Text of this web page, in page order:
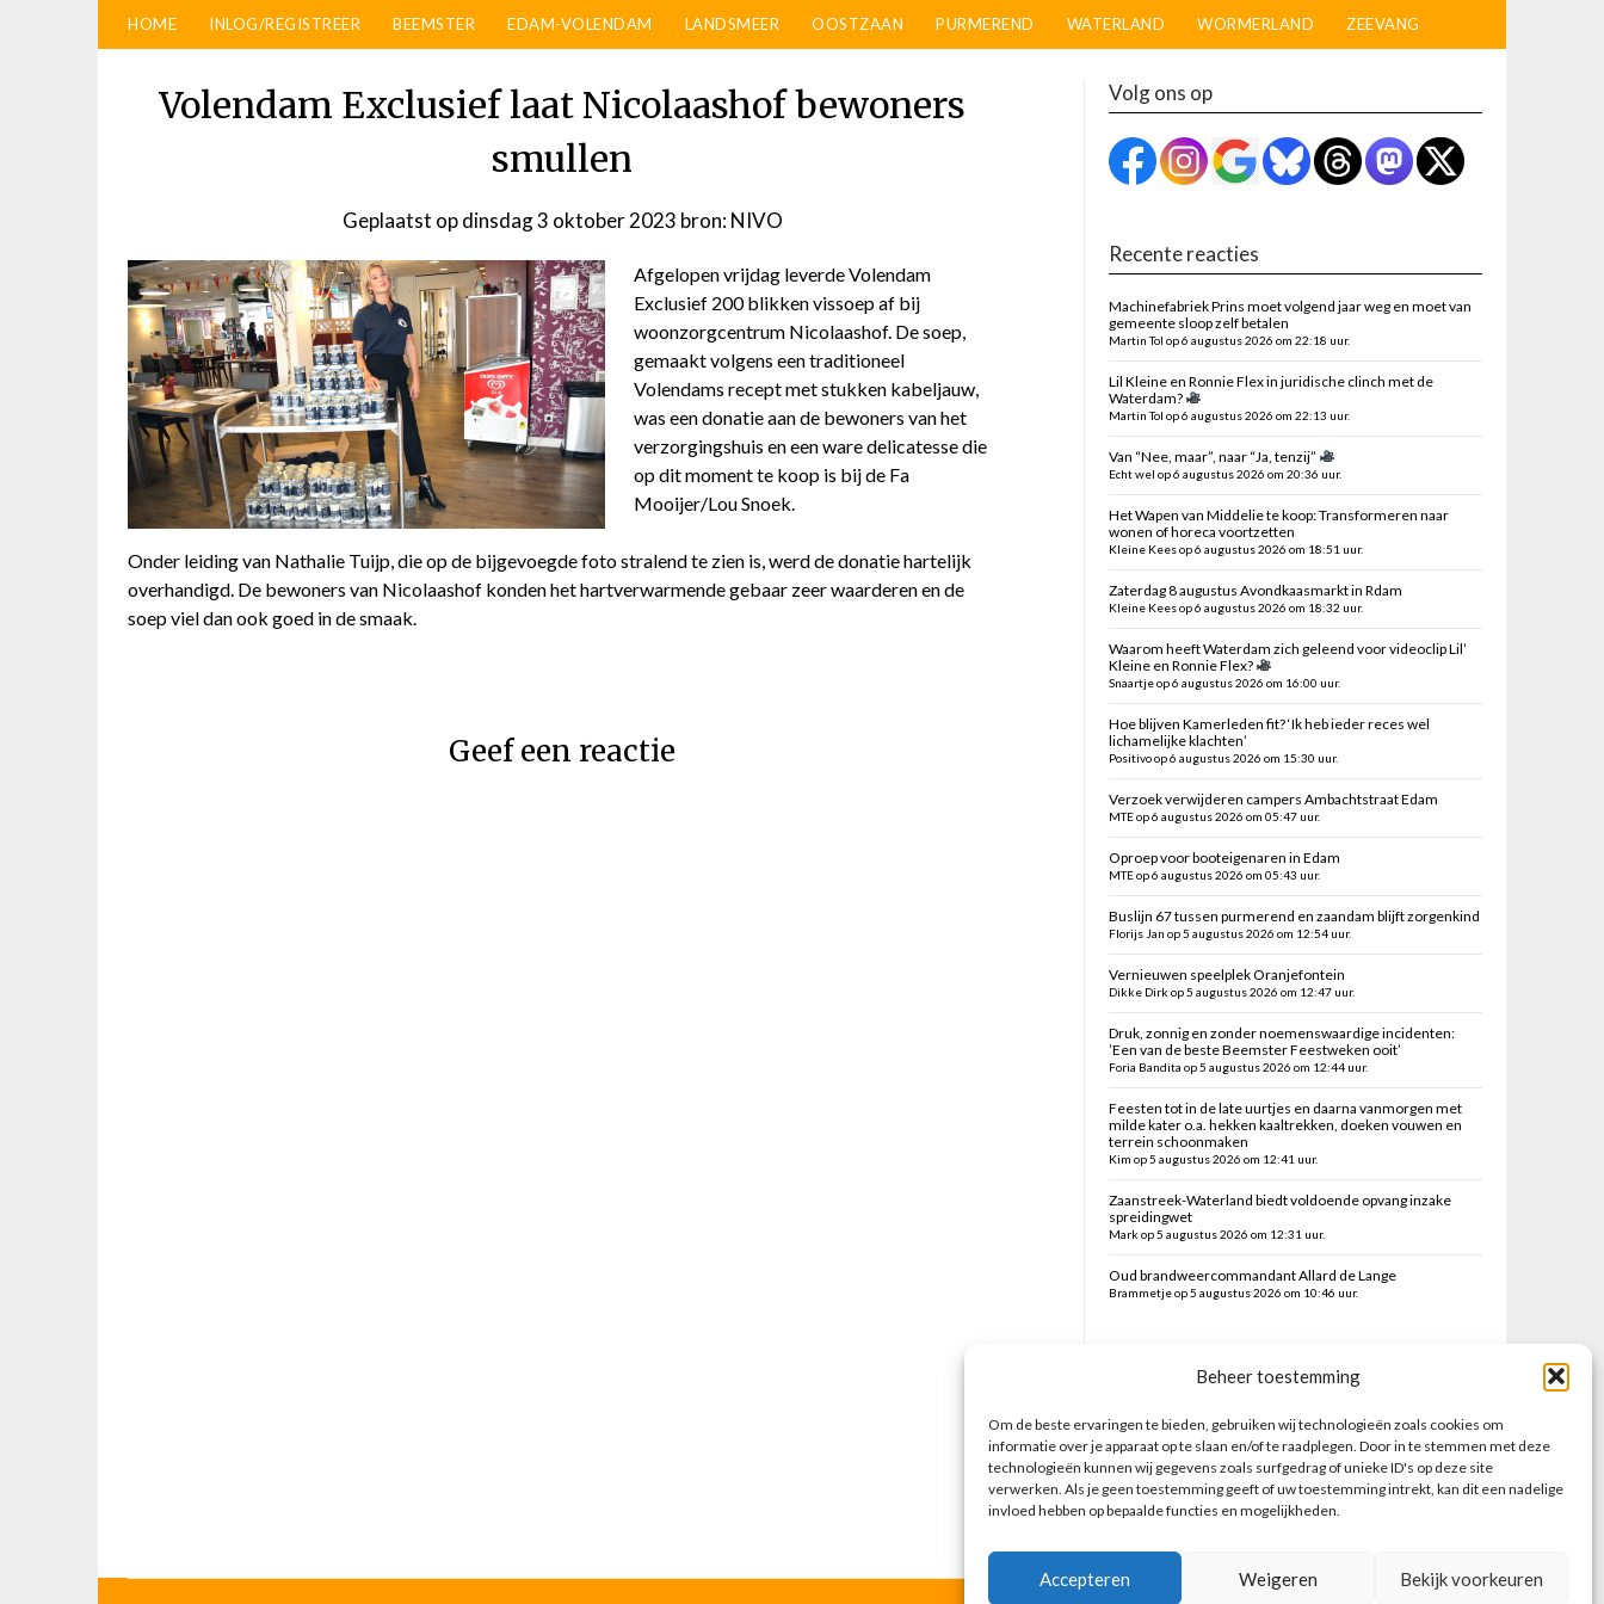
Beheer toestemming
Om de beste ervaringen te bieden, gebruiken wij technologieën zoals cookies om
informatie over je apparaat op te slaan en/of te raadplegen. Door in te stemmen met deze
technologieën kunnen wij gegevens zoals surfgedrag of unieke ID's op deze site
verwerken. Als je geen toestemming geeft of uw toestemming intrekt, kan dit een nadelige
invloed hebben op bepaalde functies en mogelijkheden.
Accepteren Weigeren Bekijk voorkeuren
HOME INLOG/REGISTREER BEEMSTER EDAM-VOLENDAM LANDSMEER OOSTZAAN PURMEREND WATERLAND WORMERLAND ZEEVANG
Volendam Exclusief laat Nicolaashof bewoners
smullen
Geplaatst opdinsdag 3 oktober 2023 door
bron: NIVO
Afgelopen vrijdag leverde Volendam
Exclusief 200 blikken vissoep af bij
woonzorgcentrum Nicolaashof. De soep,
gemaakt volgens een traditioneel
Volendams recept met stukken kabeljauw,
was een donatie aan de bewoners van het
verzorgingshuis en een ware delicatesse die
op dit moment te koop is bij de Fa
Mooijer/Lou Snoek.
Onder leiding van Nathalie Tuijp, die op de bijgevoegde foto stralend te zien is, werd de donatie hartelijk
overhandigd. De bewoners van Nicolaashof konden het hartverwarmende gebaar zeer waarderen en de
soep viel dan ook goed in de smaak.
Geef een reactie
Volg ons op
Recente reacties
Machinefabriek Prins moet volgend jaar weg en moet van
gemeente sloop zelf betalen
Martin Tol op 6 augustus 2026 om 22:18 uur.
Lil Kleine en Ronnie Flex in juridische clinch met de
Waterdam?
Martin Tol op 6 augustus 2026 om 22:13 uur.
Van “Nee, maar”, naar “Ja, tenzij”
Echt wel op 6 augustus 2026 om 20:36 uur.
Het Wapen van Middelie te koop: Transformeren naar
wonen of horeca voortzetten
Kleine Kees op 6 augustus 2026 om 18:51 uur.
Zaterdag 8 augustus Avondkaasmarkt in Rdam
Kleine Kees op 6 augustus 2026 om 18:32 uur.
Waarom heeft Waterdam zich geleend voor videoclip Lil’
Kleine en Ronnie Flex?
Snaartje op 6 augustus 2026 om 16:00 uur.
Hoe blijven Kamerleden fit? ‘Ik heb ieder reces wel
lichamelijke klachten’
Positivo op 6 augustus 2026 om 15:30 uur.
Verzoek verwijderen campers Ambachtstraat Edam
MTE op 6 augustus 2026 om 05:47 uur.
Oproep voor booteigenaren in Edam
MTE op 6 augustus 2026 om 05:43 uur.
Buslijn 67 tussen purmerend en zaandam blijft zorgenkind
Florijs Jan op 5 augustus 2026 om 12:54 uur.
Vernieuwen speelplek Oranjefontein
Dikke Dirk op 5 augustus 2026 om 12:47 uur.
Druk, zonnig en zonder noemenswaardige incidenten:
’Een van de beste Beemster Feestweken ooit’
Foria Bandita op 5 augustus 2026 om 12:44 uur.
Feesten tot in de late uurtjes en daarna vanmorgen met
milde kater o.a. hekken kaaltrekken, doeken vouwen en
terrein schoonmaken
Kim op 5 augustus 2026 om 12:41 uur.
Zaanstreek-Waterland biedt voldoende opvang inzake
spreidingwet
Mark op 5 augustus 2026 om 12:31 uur.
Oud brandweercommandant Allard de Lange
Brammetje op 5 augustus 2026 om 10:46 uur.